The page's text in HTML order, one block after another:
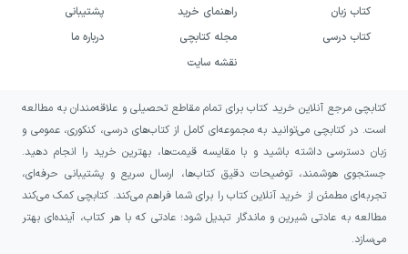
کتاب زبان
کتاب درسی
راهنمای خرید
مجله کتابچی
نقشه سایت
پشتیبانی
درباره ما
کتابچی مرجع آنلاین خرید کتاب برای تمام مقاطع تحصیلی و علاقه‌مندان به مطالعه
است. در کتابچی می‌توانید به مجموعه‌ای کامل از کتاب‌های درسی، کنکوری، عمومی و
زبان دسترسی داشته باشید و با مقایسه قیمت‌ها، بهترین خرید را انجام دهید.
جستجوی هوشمند، توضیحات دقیق کتاب‌ها، ارسال سریع و پشتیبانی حرفه‌ای،
تجربه‌ای مطمئن از خرید آنلاین کتاب را برای شما فراهم می‌کند. کتابچی کمک می‌کند
مطالعه به عادتی شیرین و ماندگار تبدیل شود؛ عادتی که با هر کتاب، آینده‌ای بهتر
می‌سازد.